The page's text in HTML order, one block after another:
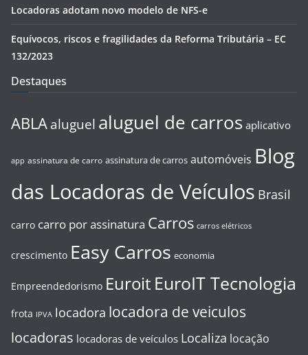
Locadoras adotam novo modelo de NFS-e
Equívocos, riscos e fragilidades da Reforma Tributária – EC
132/2023
Destaques
ABLA aluguel aluguel de carros aplicativo
app assinatura de carro assinatura de carros automóveis Blog
das Locadoras de Veículos Brasil
carro carro por assinatura Carros carros elétricos
crescimento Easy Carros economia
Empreendedorismo Euroit EuroIT Tecnologia
frota IPVA locadora locadora de veiculos
locadoras locadoras de veículos Localiza locação